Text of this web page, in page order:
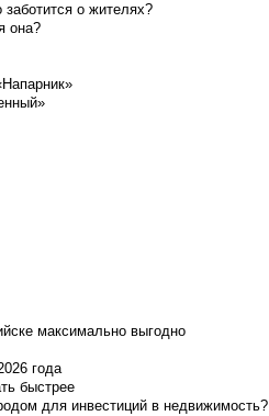
о жителях?
она?
максимально выгодно
года
быстрее
для инвестиций в недвижимость?